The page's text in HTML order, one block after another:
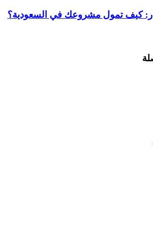
كيف تمول مشروعك في السعودية؟